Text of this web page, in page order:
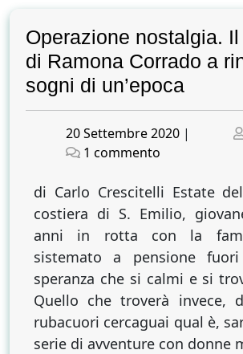
Operazione nostalgia.
di Ramona Corrado a
sogni di un’epoca
Posted
on
20 Settembre 2020 |
1 commento
nostalgia.
Il
romanzo
di
Ramona
Corrado
a
rinverdire
i
di Carlo Crescitelli Estate
costiera di S. Emilio,
anni in rotta con la
sistemato a pensione
speranza che si calmi e si
Quello che troverà invece,
rubacuori cercaguai qual è,
serie di avventure con donne